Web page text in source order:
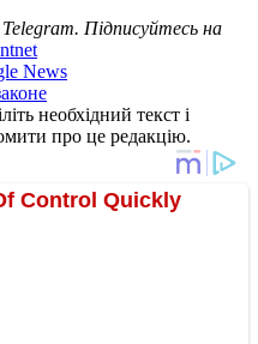
Telegram. Підписуйтесь на
News
необхідний текст і
про це редакцію.